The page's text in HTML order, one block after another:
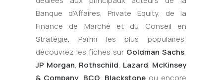
Banque d’Affaires, Private Equity, de la
Finance de Marché et du Conseil en
Stratégie. Parmi les plus populaires,
découvrez les fiches sur Goldman Sachs,
JP Morgan, Rothschild, Lazard, McKinsey
& Company, BCG, Blackstone ou encore